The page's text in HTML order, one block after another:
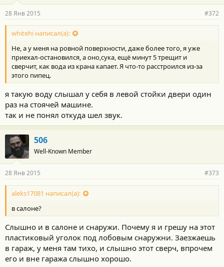
28 Янв 2015 #372
whitehi написал(а):
Не, а у меня на ровной поверхности, даже более того, я уже
приехал-остановился, а оно,сука, ещё минут 5 трещит и
сверчит, как вода из крана капает. Я что-то расстроился из-за
этого пипец.
я такую воду слышал у себя в левой стойки двери один
раз на стоячей машине.
так и не понял откуда шел звук.
506
Well-Known Member
28 Янв 2015 #373
aleks17081 написал(а):
в салоне?
Слышно и в салоне и снаружи. Почему я и грешу на этот
пластиковый уголок под лобовым снаружни. Заезжаешь
в гараж, у меня там тихо, и слышно этот сверч, впрочем
его и вне гаража слышно хорошо.